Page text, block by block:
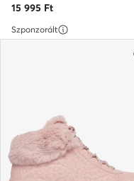
15 995 Ft
Szponzorált